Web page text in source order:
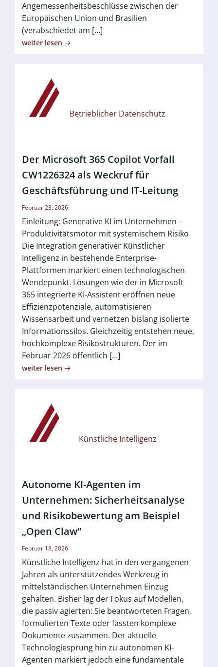
Angemessenheitsbeschlüsse zwischen der
Europäischen Union und Brasilien
(verabschiedet am […]
weiter lesen
Betrieblicher Datenschutz
Der Microsoft 365 Copilot Vorfall
CW1226324 als Weckruf für
Geschäftsführung und IT-Leitung
Februar 23, 2026
Einleitung: Generative KI im Unternehmen –
Produktivitätsmotor mit systemischem Risiko
Die Integration generativer Künstlicher
Intelligenz in bestehende Enterprise-
Plattformen markiert einen technologischen
Wendepunkt. Lösungen wie der in Microsoft
365 integrierte KI-Assistent eröffnen neue
Effizienzpotenziale, automatisieren
Wissensarbeit und vernetzen bislang isolierte
Informationssilos. Gleichzeitig entstehen neue,
hochkomplexe Risikostrukturen. Der im
Februar 2026 öffentlich […]
weiter lesen
Künstliche Intelligenz
Autonome KI-Agenten im
Unternehmen: Sicherheitsanalyse
und Risikobewertung am Beispiel
„Open Claw“
Februar 18, 2026
Künstliche Intelligenz hat in den vergangenen
Jahren als unterstützendes Werkzeug in
mittelständischen Unternehmen Einzug
gehalten. Bisher lag der Fokus auf Modellen,
die passiv agierten: Sie beantworteten Fragen,
formulierten Texte oder fassten komplexe
Dokumente zusammen. Der aktuelle
Technologiesprung hin zu autonomen KI-
Agenten markiert jedoch eine fundamentale